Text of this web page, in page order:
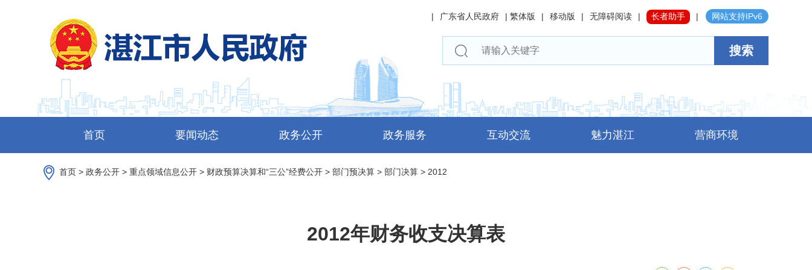
| 广东省人民政府 | 繁体版 | 移动版 | 无障碍阅读 | 长者助手 | 网站支持IPv6
搜索
首页 要闻动态 政务公开 政务服务 互动交流 魅力湛江 营商环境
首页 > 政务公开 > 重点领域信息公开 > 财政预算决算和“三公”经费公开 > 部门预决算 > 部门决算 > 2012
2012年财务收支决算表